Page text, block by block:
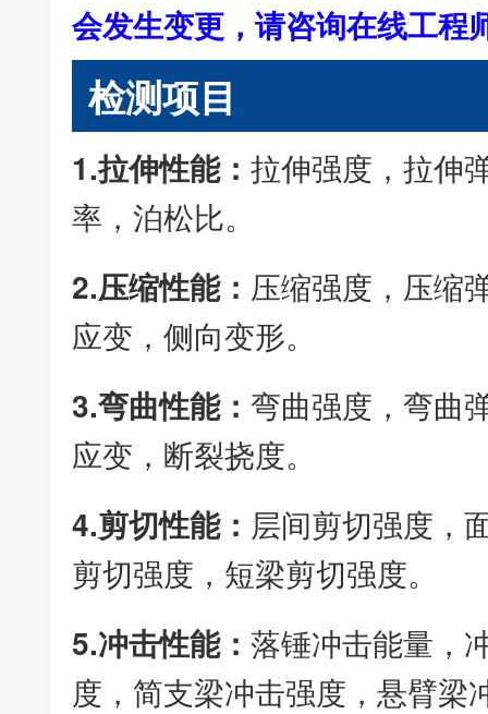
会发生变更，请咨询在线工程
检测项目
1.拉伸性能：拉伸强度，拉伸
率，泊松比。
2.压缩性能： 压缩强度，压缩
应变，侧向变形。
3.弯曲性能： 弯曲强度，弯曲
应变，断裂挠度。
4.剪切性能： 层间剪切强度，
剪切强度，短梁剪切强度。
5.冲击性能：落锤冲击能量，
度，简支梁冲击强度，悬臂梁